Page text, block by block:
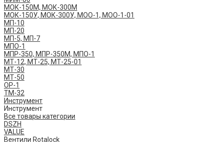
МОК-150М, МОК-300М
МОК-150У, МОК-300У, МОО-1, МОО-1-01
МП-10
МП-20
МП-5, МП-7
МПО-1
МПР-350, МПР-350М, МПО-1
МТ-12, МТ-25, МТ-25-01
МТ-30
МТ-50
ОР-1
ТМ-32
Инструмент
Инструмент
Все товары категории
DSZH
VALUE
Вентили Rotalock